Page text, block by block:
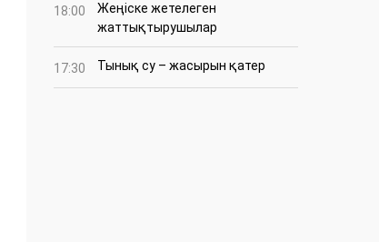
18:00
Жеңіске жетелеген
жаттықтырушылар
17:30 Тынық су – жасырын қатер